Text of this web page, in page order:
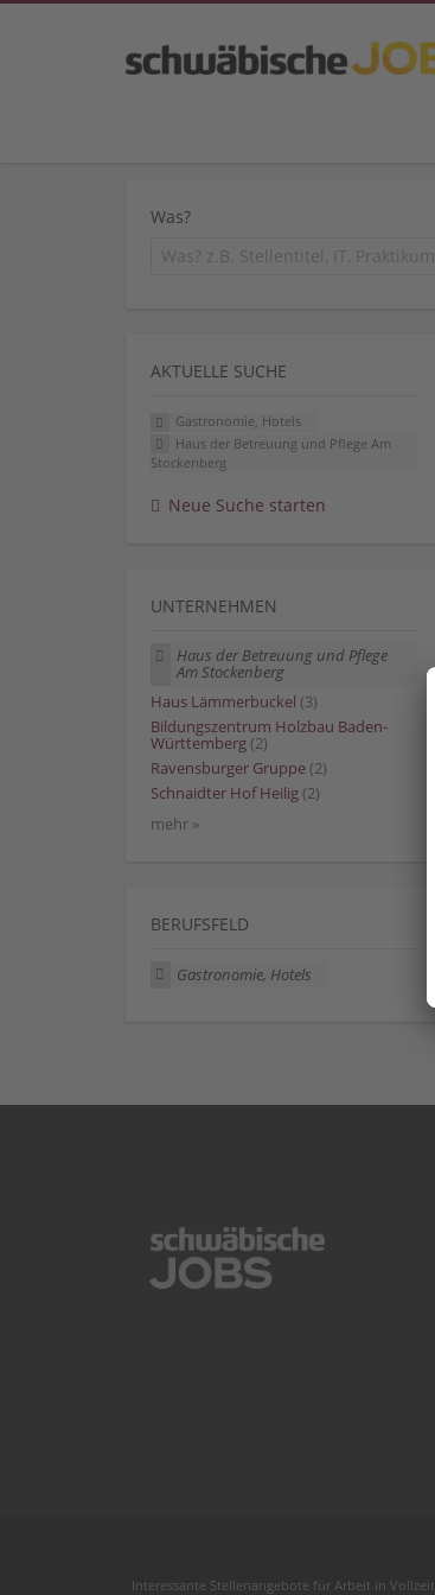
Was?
AKTUELLE SUCHE
Gastronomie, Hotels
Haus der Betreuung und Pflege Am
Stockenberg
Neue Suche starten
UNTERNEHMEN
Haus der Betreuung und Pflege
Am Stockenberg
Haus Lämmerbuckel (3)
Bildungszentrum Holzbau Baden-
Württemberg (2)
Ravensburger Gruppe (2)
Schnaidter Hof Heilig (2)
mehr »
BERUFSFELD
Gastronomie, Hotels
Interessante Stellenangebote für Arbeit in Vollzeit